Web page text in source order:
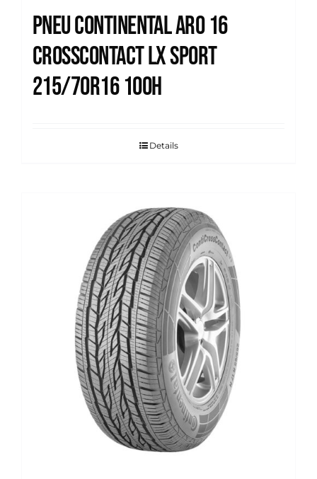
Pneu Continental Aro 16
Crosscontact Lx Sport
215/70R16 100H
Details